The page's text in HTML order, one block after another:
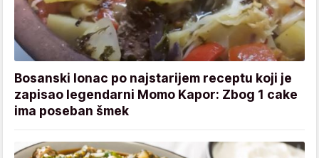
Bosanski lonac po najstarijem receptu koji je
zapisao legendarni Momo Kapor: Zbog 1 cake
ima poseban šmek